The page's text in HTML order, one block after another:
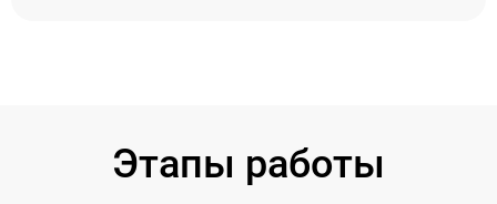
Этапы работы